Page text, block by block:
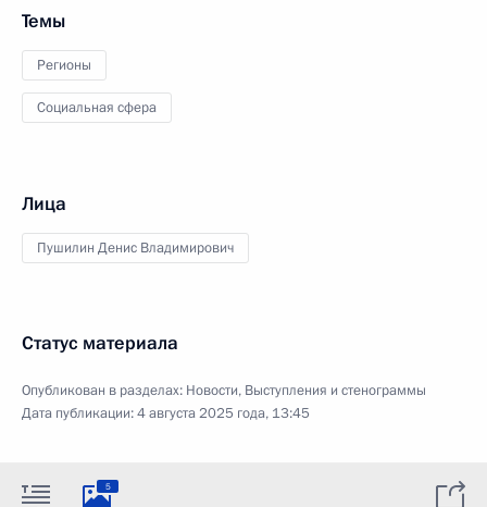
Темы
Регионы
Социальная сфера
Лица
Пушилин Денис Владимирович
Статус материала
Опубликован в разделах: Новости, Выступления и стенограммы
Дата публикации:4 августа 2025 года, 13:45
5